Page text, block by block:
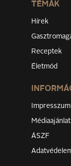
TÉMÁK
Hírek
Receptek
Életmód
Impresszum
Médiaajánlat
ÁSZF